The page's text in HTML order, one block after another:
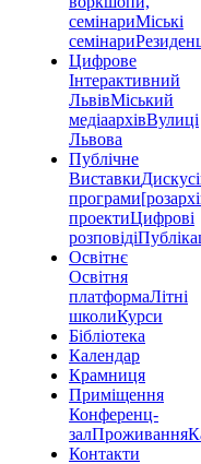
семінариМіські
семінари
Цифрове
Інтерактивний
ЛьвівМіський
медіаархівВулиці
Львова
Публічне
Виставки
програми
проектиЦифрові
розповіді
Освітнє
Освітня
платформаЛітні
школиКурси
Бібліотека
Календар
Крамниця
Приміщення
Конференц-
залПроживання
Контакти